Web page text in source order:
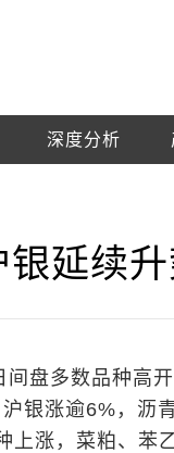
深度分析
延续
盘多数品种高
银涨逾6%，沥
上涨，菜粕、苯